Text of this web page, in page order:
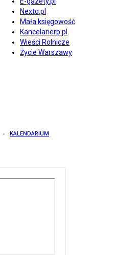
Nexto.pl
Mała księgowość
Kancelarierp.pl
Wieści Rolnicze
Życie Warszawy
KALENDARIUM